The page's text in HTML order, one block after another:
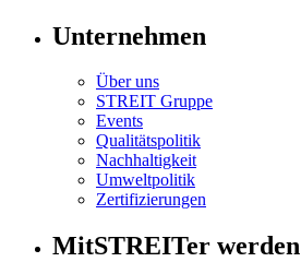
Unternehmen
Über uns
STREIT Gruppe
Events
Qualitätspolitik
Nachhaltigkeit
Umweltpolitik
Zertifizierungen
MitSTREITer werden